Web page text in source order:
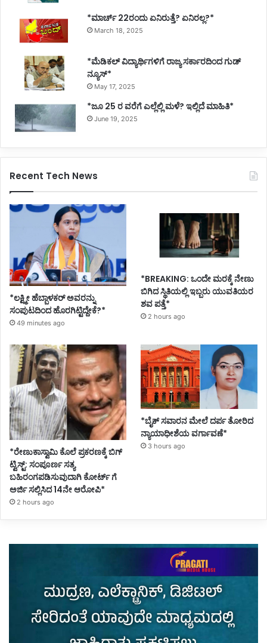
*ಮಾರ್ಚ್ 22ರಂದು ಏನಿರುತ್ತೆ? ಏನಿರಲ್ಲ?*
March 18, 2025
*ಮೆಡಿಕಲ್ ವಿದ್ಯಾರ್ಥಿಗಳಿಗೆ ರಾಜ್ಯ ಸರ್ಕಾರದಿಂದ ಗುಡ್
ನ್ಯೂಸ್*
May 17, 2025
*ಜೂ 25 ರ ವರೆಗೆ ಎಲ್ಲೆಲ್ಲಿ ಮಳೆ? ಇಲ್ಲಿದೆ ಮಾಹಿತಿ*
June 19, 2025
Recent Tech News
*ಲಕ್ಷ್ಮೀ ಹೆಬ್ಬಾಳಕರ್ ಅವರನ್ನು
ಸಂಪುಟದಿಂದ ಹೊರಗಿಟ್ಟಿದ್ದೇಕೆ?*
49 minutes ago
*BREAKING: ಒಂದೇ ಮರಕ್ಕೆ ನೇಣು
ಬಿಗಿದ ಸ್ಥಿತಿಯಲ್ಲಿ ಇಬ್ಬರು ಯುವತಿಯರ
ಶವ ಪತ್ತೆ*
2 hours ago
*ರೇಣುಕಾಸ್ವಾಮಿ ಕೊಲೆ ಪ್ರಕರಣಕ್ಕೆ ಬಿಗ್
ಟ್ವಿಸ್ಟ್: ಸಂಪೂರ್ಣ ಸತ್ಯ
ಬಹಿರಂಗಪಡಿಸುವುದಾಗಿ ಕೋರ್ಟ್ ಗೆ
ಅರ್ಜಿ ಸಲ್ಲಿಸಿದ 14ನೇ ಆರೋಪಿ*
2 hours ago
*ಬೈಕ್ ಸವಾರನ ಮೇಲೆ ದರ್ಪ ತೋರಿದ
ನ್ಯಾಯಾಧೀಶೆಯ ವರ್ಗಾವಣೆ*
3 hours ago